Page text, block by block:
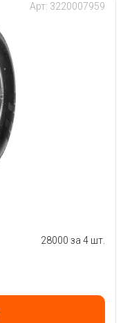
Арт: 3220007959
28000 за 4 шт.